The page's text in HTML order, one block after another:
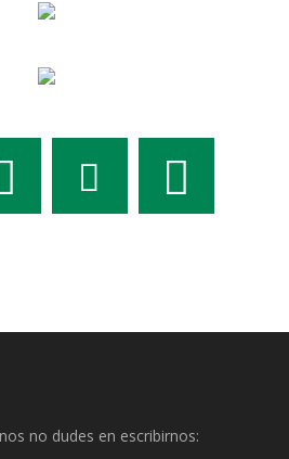
no dudes en escribirnos: